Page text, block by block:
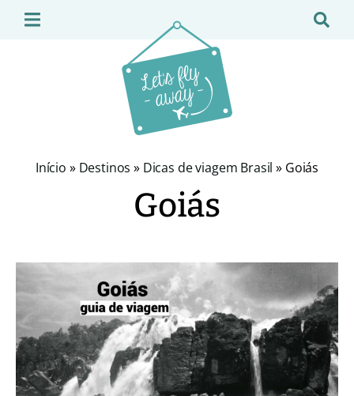
Início » Destinos » Dicas de viagem Brasil » Goiás
Goiás